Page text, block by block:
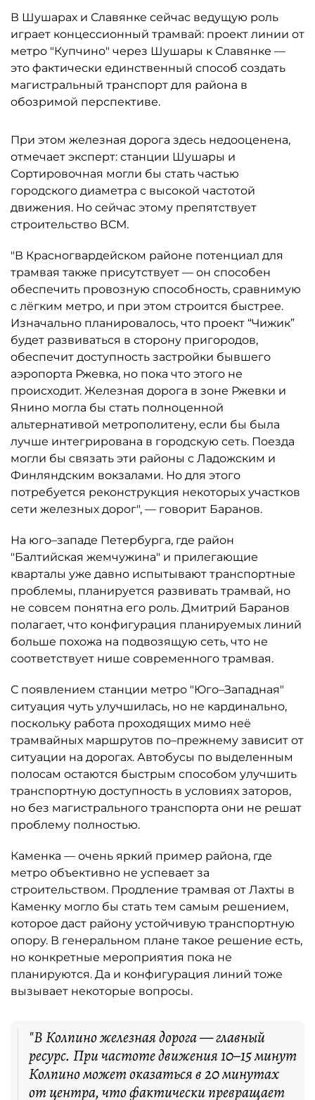
В Шушарах и Славянке сейчас ведущую роль
играет концессионный трамвай: проект линии от
метро "Купчино" через Шушары к Славянке —
это фактически единственный способ создать
магистральный транспорт для района в
обозримой перспективе.
При этом железная дорога здесь недооценена,
отмечает эксперт: станции Шушары и
Сортировочная могли бы стать частью
городского диаметра с высокой частотой
движения. Но сейчас этому препятствует
строительство ВСМ.
"В Красногвардейском районе потенциал для
трамвая также присутствует — он способен
обеспечить провозную способность, сравнимую
с лёгким метро, и при этом строится быстрее.
Изначально планировалось, что проект “Чижик”
будет развиваться в сторону пригородов,
обеспечит доступность застройки бывшего
аэропорта Ржевка, но пока что этого не
происходит. Железная дорога в зоне Ржевки и
Янино могла бы стать полноценной
альтернативой метрополитену, если бы была
лучше интегрирована в городскую сеть. Поезда
могли бы связать эти районы с Ладожским и
Финляндским вокзалами. Но для этого
потребуется реконструкция некоторых участков
сети железных дорог", — говорит Баранов.
На юго–западе Петербурга, где район
"Балтийская жемчужина" и прилегающие
кварталы уже давно испытывают транспортные
проблемы, планируется развивать трамвай, но
не совсем понятна его роль. Дмитрий Баранов
полагает, что конфигурация планируемых линий
больше похожа на подвозящую сеть, что не
соответствует нише современного трамвая.
С появлением станции метро "Юго–Западная"
ситуация чуть улучшилась, но не кардинально,
поскольку работа проходящих мимо неё
трамвайных маршрутов по–прежнему зависит от
ситуации на дорогах. Автобусы по выделенным
полосам остаются быстрым способом улучшить
транспортную доступность в условиях заторов,
но без магистрального транспорта они не решат
проблему полностью.
Каменка — очень яркий пример района, где
метро объективно не успевает за
строительством. Продление трамвая от Лахты в
Каменку могло бы стать тем самым решением,
которое даст району устойчивую транспортную
опору. В генеральном плане такое решение есть,
но конкретные мероприятия пока не
планируются. Да и конфигурация линий тоже
вызывает некоторые вопросы.
"В Колпино железная дорога — главный
ресурс. При частоте движения 10–15 минут
Колпино может оказаться в 20 минутах
от центра, что фактически превращает